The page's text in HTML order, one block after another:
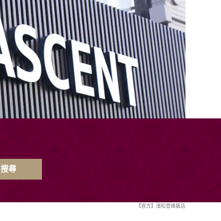
搜尋
【官方】濱松登峰飯店